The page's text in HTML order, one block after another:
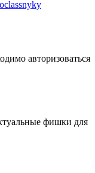
авторизоваться
фишки для